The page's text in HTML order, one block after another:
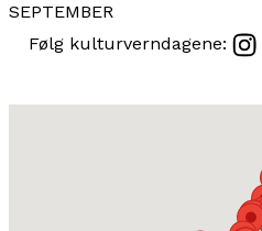
SEPTEMBER
Følg kulturverndagene: